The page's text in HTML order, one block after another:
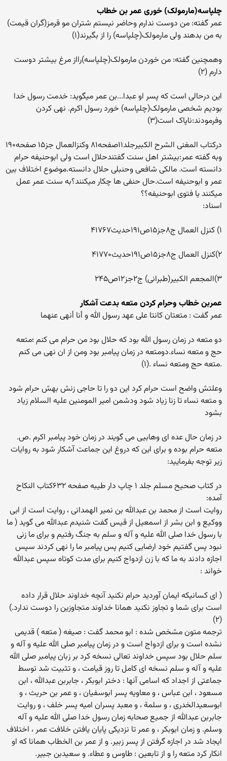
چلپاسه(مارمولک) خوری عمر بن خطاب
عمر گفته: من دوست ندارم وحاضر نیستم شتران مو قرمز(گران قیمت)
به من بدهند ولی مارمولک(چلپاسه) را از بگیرند(۱)
وهمچنین گفته: من خوردن مارمولک(چلپاسه)رااز مرغ بیشتر دوست
دارم (۲)
این درحالی است که پسر او عبدا...بن عمر میگوید: خدمت رسول خدا
بودیم شخصی مارمولک(چلپاسه) خورد رسول اکرم. نهی کردن
وفرمودند:ناپاک است(۳)
درکتاب المغنی الشرح الکبیرجلد۱۱صفحه۸۱ وکنزالعمال جز۱۵ صفحه۱۹۰
وبه گفته عمر:بیشتر اهل سنت گفتندحلال است ولی ابوحنیفه حرام
دانسته است. مالکی شافعی وحنبلی حلال دانسته.موضوع اختلاف بین
عمر و ابوحنیفه است.حال حنفی ها چکار میکنند؟به سنت عمر عمل
میکنند یا فتوی ابوحنیفه؟؟
اسناد:
۱) کنزل العمال ج۸جز۱۵ص۱۹۱حدیث۴۱۷۶۷
۲)کنزل العمال ج۸جز۱۵ص۱۹۱حدیث۴۱۷۷۰
۳)المجعم الکبیر(طبرانی) ج۲جز۱۲ص۲۴۵
عمربن خطاب وحرام کردن متعه بدعت آشکار
عمر گفت : متعتان کانتا علی عهد رسول الله و أنا أنهی عنهما
دو متعه در زمان رسول الله بود که حلال بود من حرام می کنم ؛متعه
حج و متعه نساء.دومتعه در زمان پیامبر بود ومن از ان نهی می کنم
.متعه حج ومتعه نساء .(۱)
وعلتش واضح است حرام کرد این دو را تا حاجی زنش بهش حرام شود
و متعه نساء تا زنا زیاد شود ودشمن امیر المومنین علیه السلام زیاد
بشود
در زمان حال عده ای وهابیی می گویند در زمان خود پیامبر اکرم .ص.
متعه حرام بوده و برای این که دروغ این جماعت آشکار شود به روایات
زیر توجه بفرمایید:
در کتاب صحیح مسلم جلد ۱ چاپ دار طیبه صفحه ۶۳۲کتاب النکاح
آمده:
روایت است از محمد بن عبدالله بن نمیر الهمدانی ، روایت است از ابی
ووکیع و ابن بشر از اسمعیل از قیس گفت شنیدم عبدالله می گوید ( ما
با رسول خدا صلی الله علیه و آله و سلم به جنگ رفتیم و برای ما زنی
نبود پس گفتیم خود ارضایی کنیم پس پیامبر ما را نهی کردند سپس
اجازه دادند به ما که با زن ازدواج کنیم برای مدت کوتاه سپس عبدالله
خواند :
( ای کسانیکه ایمان آوردید حرام نکنید آنچه خداوند حلال قرار داده
است برای شما و تجاوز نکنید همانا خداوند متجاوزین را دوست ندارد.)
(۲)
ترجمه متون مشخص شده : ابو محمد گفت : صیغه ( متعه ) قدیمی
نشده است و برای ازدواج است و در زمان پیامبر صلی الله علیه و آله و
سلم حلال بود سپس خداوند تعالی نسخه کرد بر زبان پیامبر صلی الله
علیه و آله و سلم نسخه ای کامل تا روز قیامت ، و تثبیت شد توسط
جماعتی از اجداد که اسامی آنها : دختر ابوبکر ، جابربن عبدالله ، ابن
مسعود ، ابن عباس ، و معاویه پسر ابوسفیان ، و عمر بن حریث ، و
ابوسعیدالخدری ، و سلمة ، و معبد پسران امیه پسر خلف ، و روایت
جابربن عبدالله از جمیع صحابه زمان رسول خدا صلی الله علیه و آله
وسلم. و زمان ابوبکر ، و عمر تا نزدیکی پایان یافتن خلافت عمر ، اختلاف
ایجاد شد در اجازه گرفتن از پسر زبیر. و از عمر بن الخطاب همانا که او
انکار کرد متعه را و از تابعین : طاوس و عطاء. و سعیدبن جبیر.